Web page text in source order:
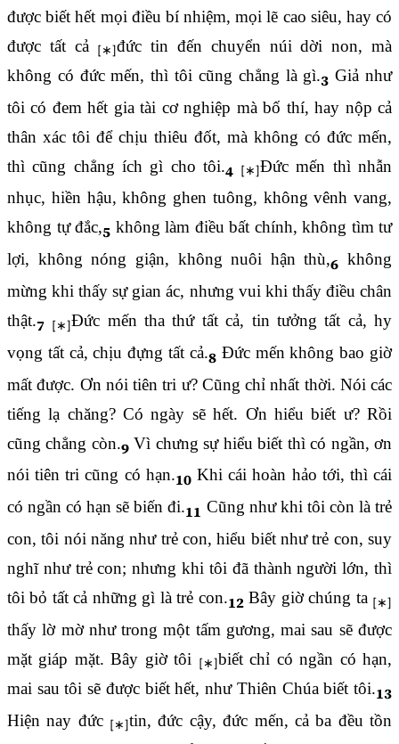
được biết hết mọi điều bí nhiệm, mọi lẽ cao siêu, hay có
được tất cả
đức tin đến chuyển núi dời non, mà
không có đức mến, thì tôi cũng chẳng là gì.3 Giả như
tôi có đem hết gia tài cơ nghiệp mà bố thí, hay nộp cả
thân xác tôi để chịu thiêu đốt, mà không có đức mến,
thì cũng chẳng ích gì cho tôi.4
Đức mến thì nhẫn
nhục, hiền hậu, không ghen tuông, không vênh vang,
không tự đắc,5 không làm điều bất chính, không tìm tư
lợi, không nóng giận, không nuôi hận thù,6 không
mừng khi thấy sự gian ác, nhưng vui khi thấy điều chân
thật.7
Đức mến tha thứ tất cả, tin tưởng tất cả, hy
vọng tất cả, chịu đựng tất cả.8 Đức mến không bao giờ
mất được. Ơn nói tiên tri ư? Cũng chỉ nhất thời. Nói các
tiếng lạ chăng? Có ngày sẽ hết. Ơn hiểu biết ư? Rồi
cũng chẳng còn.9Vì chưng sự hiểu biết thì có ngần, ơn
nói tiên tri cũng có hạn.10Khi cái hoàn hảo tới, thì cái
có ngần có hạn sẽ biến đi.11 Cũng như khi tôi còn là trẻ
con, tôi nói năng như trẻ con, hiểu biết như trẻ con, suy
nghĩ như trẻ con; nhưng khi tôi đã thành người lớn, thì
tôi bỏ tất cả những gì là trẻ con.12 Bây giờ chúng ta
thấy lờ mờ như trong một tấm gương, mai sau sẽ được
mặt giáp mặt. Bây giờ tôi
biết chỉ có ngần có hạn,
mai sau tôi sẽ được biết hết, như Thiên Chúa biết tôi.13
Hiện nay đức
tin, đức cậy, đức mến, cả ba đều tồn